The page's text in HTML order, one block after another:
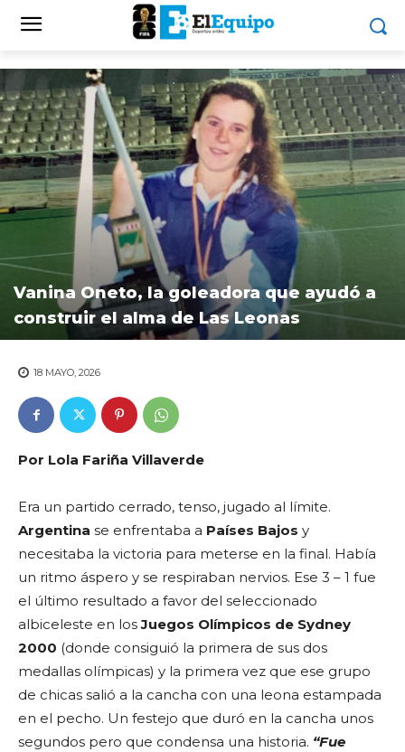
Vanina Oneto, la goleadora que ayudó a
construir el alma de Las Leonas
18 MAYO, 2026
Por Lola Fariña Villaverde
Era un partido cerrado, tenso, jugado al límite.
Argentina se enfrentaba a Países Bajos y
necesitaba la victoria para meterse en la final. Había
un ritmo áspero y se respiraban nervios. Ese 3 – 1 fue
el último resultado a favor del seleccionado
albiceleste en losJuegos Olímpicos de Sydney
2000 (donde consiguió la primera de sus dos
medallas olímpicas) y la primera vez que ese grupo
de chicas salió a la cancha con una leona estampada
en el pecho. Un festejo que duró en la cancha unos
segundos pero que condensa una historia. “Fue